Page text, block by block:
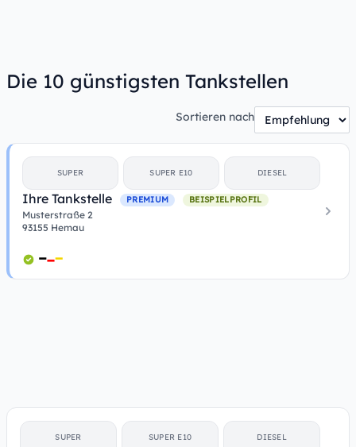
Die 10 günstigsten Tankstellen
Sortieren nach
SUPER SUPER E10 DIESEL
Ihre Tankstelle PREMIUM BEISPIELPROFIL
Musterstraße 2
93155 Hemau
SUPER SUPER E10 DIESEL